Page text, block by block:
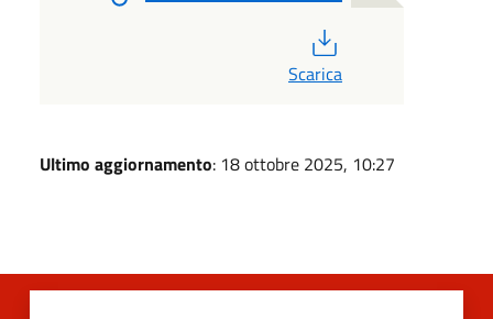
Scarica
Ultimo aggiornamento: 18 ottobre 2025, 10:27